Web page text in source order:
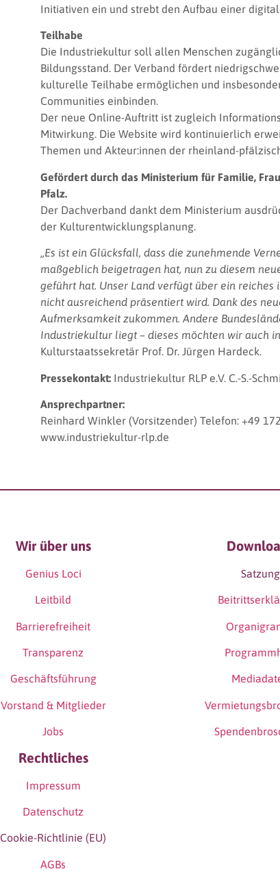
Initiativen ein und strebt den Aufbau einer
Teilhabe
Die Industriekultur soll allen Menschen
Bildungsstand. Der Verband fördert
kulturelle Teilhabe ermöglichen und
Communities einbinden.
Der neue Online-Auftritt ist zugleich
Mitwirkung. Die Website wird kontinuierlich
Themen und Akteur:innen der rheinland-
Gefördert durch das Ministerium für Familie,
Pfalz.
Der Dachverband dankt dem Ministerium
der Kulturentwicklungsplanung.
„Es ist ein Glücksfall, dass die zunehmende
maßgeblich beigetragen hat, nun zu diesem
geführt hat. Unser Land verfügt über ein
nicht ausreichend präsentiert wird. Dank des
Aufmerksamkeit zukommen. Andere
Industriekultur liegt – dieses möchten wir auch
Kulturstaatssekretär Prof. Dr. Jürgen Hardeck.
Pressekontakt:Industriekultur RLP e.V. C.-S.-
Ansprechpartner:
Reinhard Winkler (Vorsitzender) Telefon: +49
www.industriekultur-rlp.de
Wir über uns
Genius Loci
Leitbild
Barrierefreiheit
Transparenz
Geschäftsführung
Vorstand & Mitglieder
Jobs
Rechtliches
Impressum
Datenschutz
Cookie-Richtlinie (EU)
AGBs
Satzung